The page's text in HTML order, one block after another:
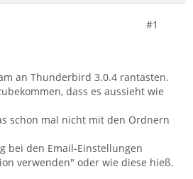
#1
an Thunderbird 3.0.4 rantasten.
dass es aussieht wie
schon mal nicht mit den Ordnern
bei den Email-Einstellungen
verwenden" oder wie diese hieß.